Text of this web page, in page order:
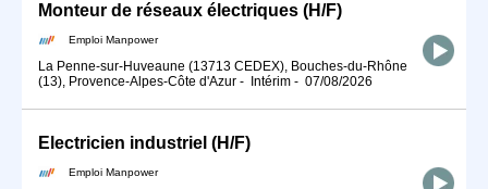
Monteur de réseaux électriques (H/F)
Emploi Manpower
La Penne-sur-Huveaune (13713 CEDEX), Bouches-du-Rhône
(13), Provence-Alpes-Côte d'Azur - Intérim - 07/08/2026
Electricien industriel (H/F)
Emploi Manpower